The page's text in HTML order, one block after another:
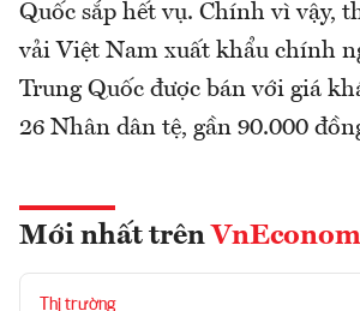
Quốc sắp hết vụ. Chính vì vậy,
vải Việt Nam xuất khẩu chính
Trung Quốc được bán với giá
26 Nhân dân tệ, gần 90.000
Mới nhất trên
Thị trường